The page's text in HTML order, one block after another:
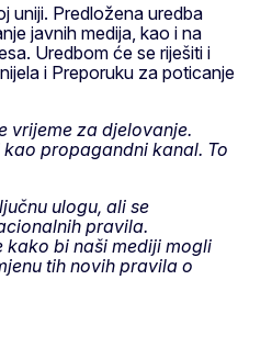
uniji. Predložena uredba
javnih medija, kao i na
Uredbom će se riješiti i
i Preporuku za poticanje
vrijeme za djelovanje.
propagandni kanal. To
ulogu, ali se
pravila.
kako bi naši mediji mogli
tih novih pravila o